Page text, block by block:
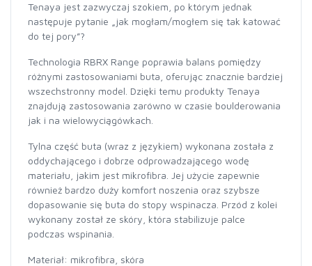
Tenaya jest zazwyczaj szokiem, po którym jednak
następuje pytanie „jak mogłam/mogłem się tak katować
do tej pory”?
Technologia RBRX Range poprawia balans pomiędzy
różnymi zastosowaniami buta, oferując znacznie bardziej
wszechstronny model. Dzięki temu produkty Tenaya
znajdują zastosowania zarówno w czasie boulderowania
jak i na wielowyciągówkach.
Tylna część buta (wraz z językiem) wykonana została z
oddychającego i dobrze odprowadzającego wodę
materiału, jakim jest mikrofibra. Jej użycie zapewnie
również bardzo duży komfort noszenia oraz szybsze
dopasowanie się buta do stopy wspinacza. Przód z kolei
wykonany został ze skóry, która stabilizuje palce
podczas wspinania.
Materiał: mikrofibra, skóra